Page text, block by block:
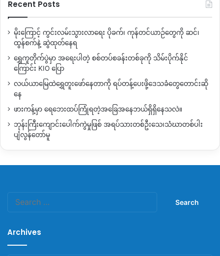
Recent Posts
မိုးကြောင့် ကွင်းလမ်းသွားလာရေး ပိုခက်၊ ကုန်တင်ယာဉ်တွေကို ဆင်၊
ထွန်စက်နဲ့ ဆွဲထုတ်နေရ
ရွှေကူတိုက်ပွဲမှာ အရေးပါတဲ့ စစ်တပ်စခန်းတစ်ခုကို သိမ်းပိုက်နိုင်
ကြောင်း KIO ပြော
လယ်ယာမြေထဲရွှေတူးဖော်နေတာကို ရပ်တန့်ပေးဖို့ဒေသခံတွေတောင်းဆို
နေ
ဖားကန့်မှာ ရေဘေးထပ်ကြုံရတဲ့အခြေအနေဘယ်ရှိရှိနေသလဲ။
ဘုန်းကြီးကျောင်းပေါက်ကွဲမှုဖြစ် အရပ်သားတစ်ဦးသေ၊သံဃာတစ်ပါး
ပျံလွန်တော်မူ
Archives